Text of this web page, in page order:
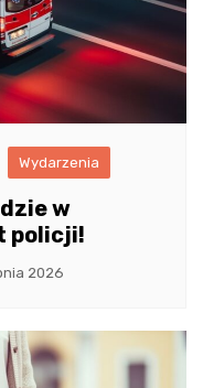
Wydarzenia
w
policji!
2026